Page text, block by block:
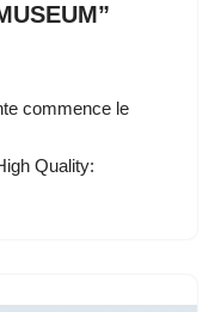
commence le
Quality: